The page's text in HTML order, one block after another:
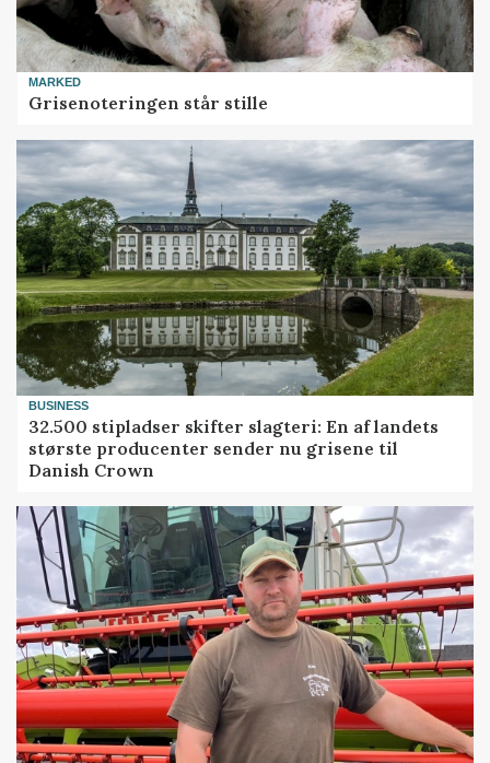
MARKED
Grisenoteringen står stille
BUSINESS
32.500 stipladser skifter slagteri: En af landets
største producenter sender nu grisene til
Danish Crown